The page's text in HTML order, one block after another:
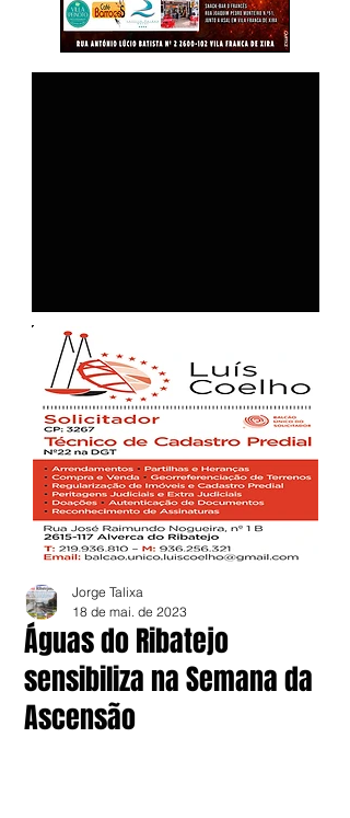
Águas do Ribatejo
sensibiliza na Semana da
Ascensão
Jorge Talixa
18 de mai. de 2023